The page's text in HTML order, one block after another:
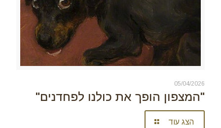
05/04/2026
"המצפון הופך את כולנו לפחדנים"
הצג עוד